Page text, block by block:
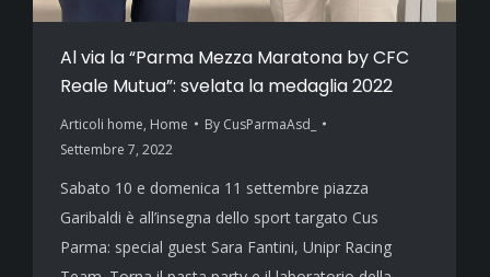
Al via la “Parma Mezza Maratona by CFC
Reale Mutua”: svelata la medaglia 2022
Articoli home, Home By CusParmaAsd_
Settembre 7, 2022
Sabato 10 e domenica 11 settembre piazza
Garibaldi è all’insegna dello sport targato Cus
Parma: special guest Sara Fantini, Unipr Racing